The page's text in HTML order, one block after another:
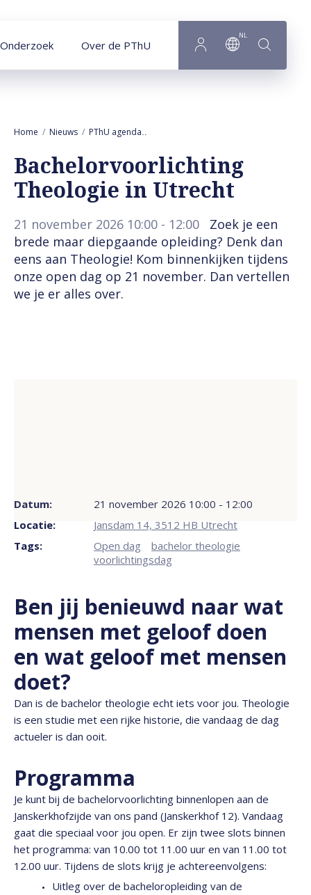
Onderzoek Over de PThU
NL
Home Nieuws PThU agenda
Bachelorvoorlichting
Theologie in Utrecht
21 november 2026 10:00 - 12:00
Zoek je een
brede maar diepgaande opleiding? Denk dan
eens aan Theologie! Kom binnenkijken tijdens
onze open dag op 21 november. Dan vertellen
we je er alles over.
Datum:
21 november 2026 10:00 - 12:00
Locatie:
Jansdam 14, 3512 HB Utrecht
Tags:
Open dag
bachelor theologie
voorlichtingsdag
Ben jij benieuwd naar wat
mensen met geloof doen
en wat geloof met mensen
doet?
Dan is de bachelor theologie echt iets voor jou. Theologie
is een studie met een rijke historie, die vandaag de dag
actueler is dan ooit.
Programma
Je kunt bij de bachelorvoorlichting binnenlopen aan de
Janskerkhofzijde van ons pand (Janskerkhof 12). Vandaag
gaat die speciaal voor jou open. Er zijn twee slots binnen
het programma: van 10.00 tot 11.00 uur en van 11.00 tot
12.00 uur. Tijdens de slots krijg je achtereenvolgens:
Uitleg over de bacheloropleiding van de